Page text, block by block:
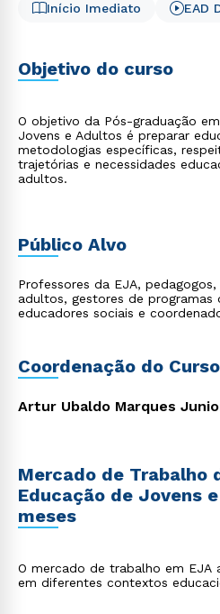
Início Imediato
EAD
Objetivo do curso
O objetivo da Pós-graduação
Jovens e Adultos é preparar
metodologias específicas,
trajetórias e necessidades
adultos.
Público Alvo
Professores da EJA,
adultos, gestores de programas
educadores sociais e
Coordenação do Curso
Artur Ubaldo Marques
Mercado de Trabalho
Educação de Jovens
meses
O mercado de trabalho em EJA
em diferentes contextos